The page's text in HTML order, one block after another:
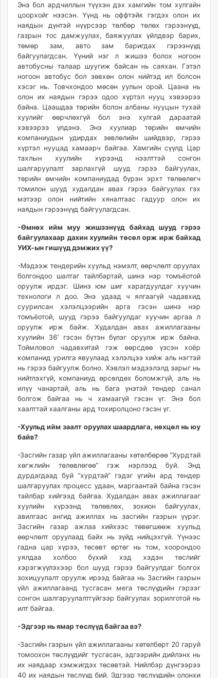
Энэ бол ардчиллын түүхэн дэх хамгийн том хулгайн
цоорхойг нээсэн. Үүнд нь оффтэйк гэгдэх олон их
наядын дүнтэй нүүрсээр төлбөр төлөх гэрээнүүд,
газрын тос дамжуулах, баяжуулах үйлдвэр барих,
төмөр зам, авто зам баригдах гэрээнүүд
байгуулагдсан. Үүний нэг л жишээ болох ногоон
автобусны талаар шуугиж байсан нь саяхан. Гэтэл
ногоон автобус бол зөвхөн олон нийтэд ил болсон
хэсэг нь. Товчхондоо мөсөн уулын орой. Цаана нь
олон их наядын гэрээ одоо хүртэл нууц хэвээрээ
байна. Цаашдаа төрийн болон албаны нууцын тухай
хуулийг өөрчлөхгүй бол энэ хулгай дараатай
хэвээрээ үлдэнэ. Энэ хуулиар төрийн өмчийн
компаниудын удирдах зөвлөлийн шийдвэр, гэрээ
хүртэл нууцад хамаарч байгаа. Хамгийн сүүлд Цар
тахлын хуулийн хүрээнд нээлттэй сонгон
шалгаруулалт зарлахгүй шууд гэрээ байгуулах,
төрийн өмчийн компаниудад бүрэн эрхт төлөөлөгч
томилон шууд худалдан авах гэрээ байгуулах гэх
мэтээр олон нийтийн хяналтаас гадуур олон их
наядын гэрээнүүд байгуулагдсан.
-Өмнөх ийм муу жишээнүүд байхад шууд гэрээ
байгуулахаар дахин хуулийн төсөл орж ирж байхад
УИХ-ын гишүүд дэмжих үү?
-Мэдээж тендерийн хуульд нэмэлт, өөрчлөлт оруулах
болгондоо шалтаг тайлбартай, шинэ нэр томъёотой
оруулж ирдэг. Шинэ юм шиг харагдуулдаг хуучин
технологи л доо. Энэ удаад ч ялгаагүй чадавхид
суурилсан хэлэлцээрийн арга гэсэн шинэ нэр
томъёотой, шууд гэрээ байгуулдаг хуучин аргаа л
оруулж ирж байж. Худалдан авах ажиллагааны
хуулийн 36’ гэсэн бүтэн бүлэг оруулж ирж байна.
Тоймловол чадавхитай гэж өөрсдөө үзсэн хоёр
компанид урилга явуулаад хэлэлцээ хийж аль нэгтэй
нь гэрээ байгуулж болно. Хэвлэл мэдээлэлд зарыг нь
нийтлэхгүй, компаниуд өрсөлдөх боломжгүй, аль нь
илүү чанартай, аль нь бага үнэтэй тендер санал
болгож байгаа нь ч хамаагүй гэсэн үг. Энэ бол
хаалттай хаалганы ард тохиролцоно гэсэн үг.
-Хуульд ийм заалт оруулах шаардлага, нөхцөл нь юу
байв?
-Засгийн газар үйл ажиллагааны хөтөлбөрөө “Хурдтай
хөгжлийн төлөвлөгөө” гэж нэрлээд буй. Энд
дурдагдаад буй “хурдтай” гэдэг үгийн ард тендер
шалгаруулах процесс удаан, маргаантай байна гэсэн
тайлбар хийгээд байгаа. Худалдан авах ажиллагааг
хуулийн хүрээнд төлөвлөх, зохион байгуулах,
авилгаас ангид ажиллах нь засгийн газрын үүрэг.
Засгийн газар ажлаа хийхээс төвөгшөөж хуульд
өөрчлөлт оруулаад байх нь зүйд нийцэхгүй. Үүнээс
гадна цар хүрээ, төсөвт өртөг нь том, хоорондоо
уялдаа холбоо бүхий хэд хэдэн төслийг
хэрэгжүүлэхээр бол шууд гэрээ байгуулдаг болгох
зохицуулалт оруулж ирээд байгаа нь Засгийн газрын
үйл ажиллагаанд тусгасан мега төслүүдийн гэрээг
сонгон шалгаруулалтгүйгээр байгуулах зорилготой нь
илт байгаа.
-Эдгээр нь ямар төслүүд байгаа вэ?
-Засгийн газрын үйл ажиллагааны хөтөлбөрт 20 гаруй
томоохон төслүүдийг тусгасан, эдгээрийн дийлэнх нь
их наядаар хэмжигдэх төсөвтэй. Нийлбэр дүнгээрээ
40 их наядын төслүүд бий. Эдгээр төслүүдийн олонхи